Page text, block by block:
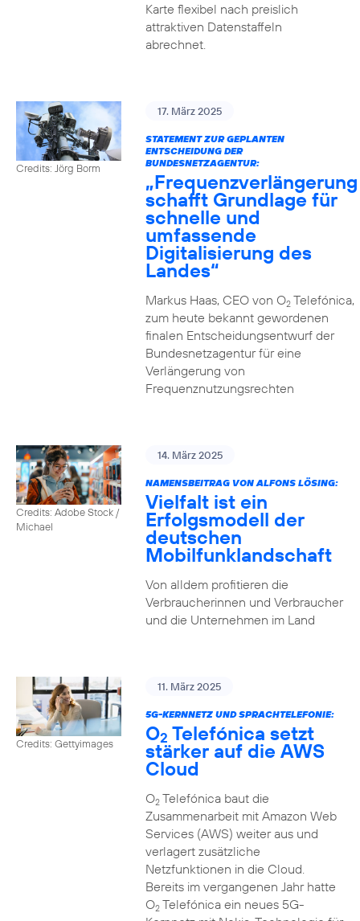
Karte flexibel nach preislich
attraktiven Datenstaffeln
abrechnet.
Credits: Jörg Borm
17. März 2025
STATEMENT ZUR GEPLANTEN
ENTSCHEIDUNG DER
BUNDESNETZAGENTUR:
„Frequenzverlängerung
schafft Grundlage für
schnelle und
umfassende
Digitalisierung des
Landes“
Markus Haas, CEO von O2Telefónica,
zum heute bekannt gewordenen
finalen Entscheidungsentwurf der
Bundesnetzagentur für eine
Verlängerung von
Frequenznutzungsrechten
Credits: Adobe Stock /
Michael
14. März 2025
NAMENSBEITRAG VON ALFONS LÖSING:
Vielfalt ist ein
Erfolgsmodell der
deutschen
Mobilfunklandschaft
Von alldem profitieren die
Verbraucherinnen und Verbraucher
und die Unternehmen im Land
Credits: Gettyimages
11. März 2025
5G-KERNNETZ UND SPRACHTELEFONIE:
O2 Telefónica setzt
stärker auf die AWS
Cloud
O2Telefónica baut die
Zusammenarbeit mit Amazon Web
Services (AWS) weiter aus und
verlagert zusätzliche
Netzfunktionen in die Cloud.
Bereits im vergangenen Jahr hatte
O2Telefónica ein neues 5G-